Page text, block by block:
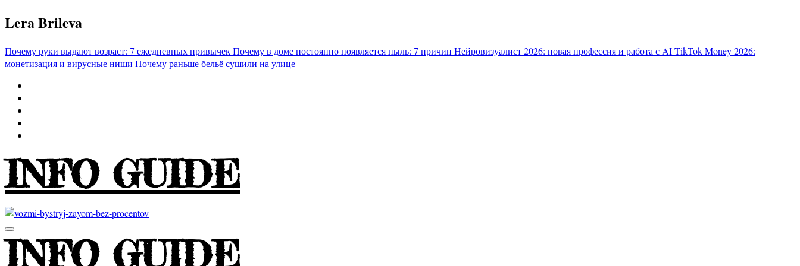
Перейти
к
Lera Brileva
Почему руки выдают возраст: 7 ежедневных привычекПочему в доме постоянно появляется пыль: 7 причин Нейровизуалист 2026: новая профессия и работа с AITikTok Money 2026:
монетизация и вирусные ниши Почему раньше бельё сушили на улице
INFO GUIDE
INFO GUIDE